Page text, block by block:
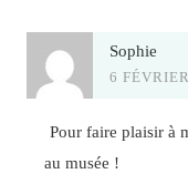
Sophie
6
Pour faire plaisir à
au musée !